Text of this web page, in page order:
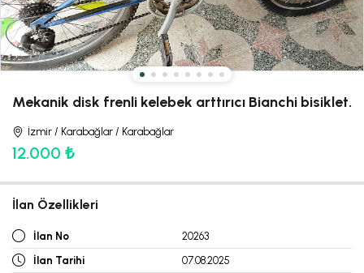
Mekanik disk frenli kelebek arttırıcı Bianchi bisiklet.
İzmir / Karabağlar / Karabağlar
12.000 ₺
İlan Özellikleri
İlan No
20263
İlan Tarihi
07.08.2025